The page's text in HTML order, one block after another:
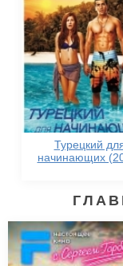
Турецкий
начинающих